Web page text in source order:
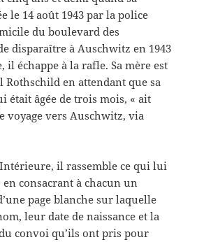
le 14 août 1943 par la police
du boulevard des
disparaître à Auschwitz en 1943
il échappe à la rafle. Sa mère est
Rothschild en attendant que sa
était âgée de trois mois, « ait
voyage vers Auschwitz, via
Intérieure, il rassemble ce qui lui
en consacrant à chacun un
page blanche sur laquelle
leur date de naissance et la
convoi qu’ils ont pris pour